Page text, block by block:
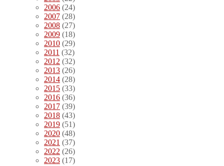
2006 (24)
2007 (28)
2008 (27)
2009 (18)
2010 (29)
2011 (32)
2012 (32)
2013 (26)
2014 (28)
2015 (33)
2016 (36)
2017 (39)
2018 (43)
2019 (51)
2020 (48)
2021 (37)
2022 (26)
2023 (17)